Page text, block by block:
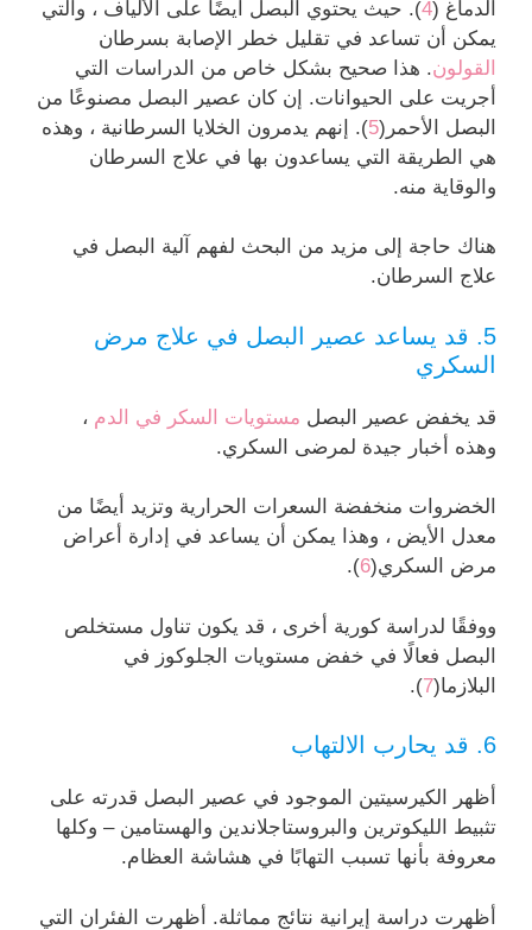
الدماغ (4). حيث يحتوي البصل أيضًا على الألياف ، والتي
يمكن أن تساعد في تقليل خطر الإصابة بسرطان
القولون. هذا صحيح بشكل خاص من الدراسات التي
أجريت على الحيوانات. إن كان عصير البصل مصنوعًا من
البصل الأحمر(5). إنهم يدمرون الخلايا السرطانية ، وهذه
هي الطريقة التي يساعدون بها في علاج السرطان
والوقاية منه.
هناك حاجة إلى مزيد من البحث لفهم آلية البصل في
علاج السرطان.
5. قد يساعد عصير البصل في علاج مرض
السكري
قد يخفض عصير البصل مستويات السكر في الدم ،
وهذه أخبار جيدة لمرضى السكري.
الخضروات منخفضة السعرات الحرارية وتزيد أيضًا من
معدل الأيض ، وهذا يمكن أن يساعد في إدارة أعراض
مرض السكري(6
).
ووفقًا لدراسة كورية أخرى ، قد يكون تناول مستخلص
البصل فعالًا في خفض مستويات الجلوكوز في
البلازما(7
).
6. قد يحارب الالتهاب
أظهر الكيرسيتين الموجود في عصير البصل قدرته على
تثبيط الليكوترين والبروستاجلاندين والهستامين – وكلها
معروفة بأنها تسبب التهابًا في هشاشة العظام.
أظهرت دراسة إيرانية نتائج مماثلة. أظهرت الفئران التي